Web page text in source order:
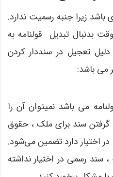
باشد زیرا جنبه رسمیت ندارد.
بدنبال تبدیل قولنامه به
تعجیل در سنددار کردن
می باشد:
می باشد نمیتوان آن را
گرفتن سند برای ملک ، حقوق
اختیار دارد تضمین می‌شود.
سند رسمی در اختیار نداشته